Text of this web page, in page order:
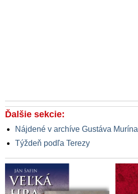
Ďalšie sekcie:
Nájdené v archíve Gustáva Murína
Týždeň podľa Terezy